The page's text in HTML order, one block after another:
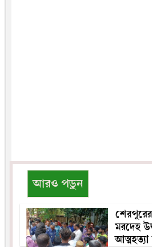
আরও পড়ুন
শেরপুরের
মরদেহ